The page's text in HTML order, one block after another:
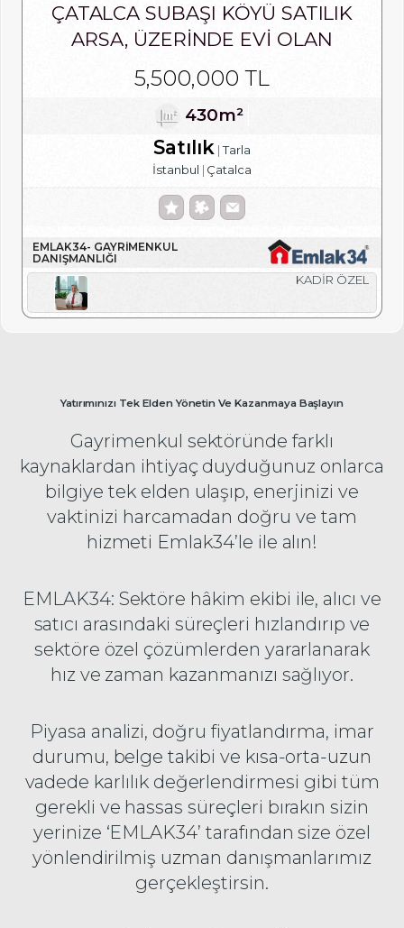
ÇATALCA SUBAŞI KÖYÜ SATILIK
ARSA, ÜZERINDE EVI OLAN
5,500,000 TL
430m²
Satılık
Tarla
İstanbul
Çatalca
EMLAK34- GAYRIMENKUL
DANIŞMANLIĞI
KADİR ÖZEL
Yatırımınızı Tek Elden Yönetin Ve Kazanmaya Başlayın
Gayrimenkul sektöründe farklı
kaynaklardan ihtiyaç duyduğunuz onlarca
bilgiye tek elden ulaşıp, enerjinizi ve
vaktinizi harcamadan doğru ve tam
hizmeti Emlak34’le ile alın!
EMLAK34: Sektöre hâkim ekibi ile, alıcı ve
satıcı arasındaki süreçleri hızlandırıp ve
sektöre özel çözümlerden yararlanarak
hız ve zaman kazanmanızı sağlıyor.
Piyasa analizi, doğru fiyatlandırma, imar
durumu, belge takibi ve kısa-orta-uzun
vadede karlılık değerlendirmesi gibi tüm
gerekli ve hassas süreçleri bırakın sizin
yerinize ‘EMLAK34’ tarafından size özel
yönlendirilmiş uzman danışmanlarımız
gerçekleştirsin.